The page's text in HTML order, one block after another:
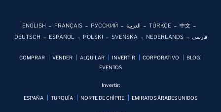
ENGLISH FRANÇAIS РУССКИЙ العربية TÜRKÇE
中文
DEUTSCH
ESPAÑOL POLSKI SVENSKA NEDERLANDS فارسی
COMPRAR VENDER ALQUILAR INVERTIR CORPORATIVO
BLOG
EVENTOS
Invertir:
ESPAÑA TURQUÍA NORTE DE CHİPRE EMIRATOS ÁRABES UNIDOS